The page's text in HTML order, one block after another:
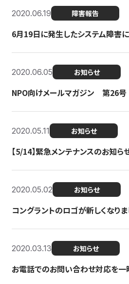
2020.06.19 障害報告
6月19日に発生したシステム障害
2020.06.05 お知らせ
NPO向けメールマガジン 第26号
2020.05.11 お知らせ
【5/14】緊急メンテナンスのお知ら
2020.05.02 お知らせ
コングラントのロゴが新しくなり
2020.03.13 お知らせ
お電話でのお問い合わせ対応を一